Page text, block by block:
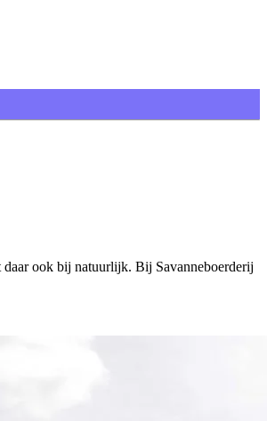
daar ook bij natuurlijk. Bij Savanneboerderij